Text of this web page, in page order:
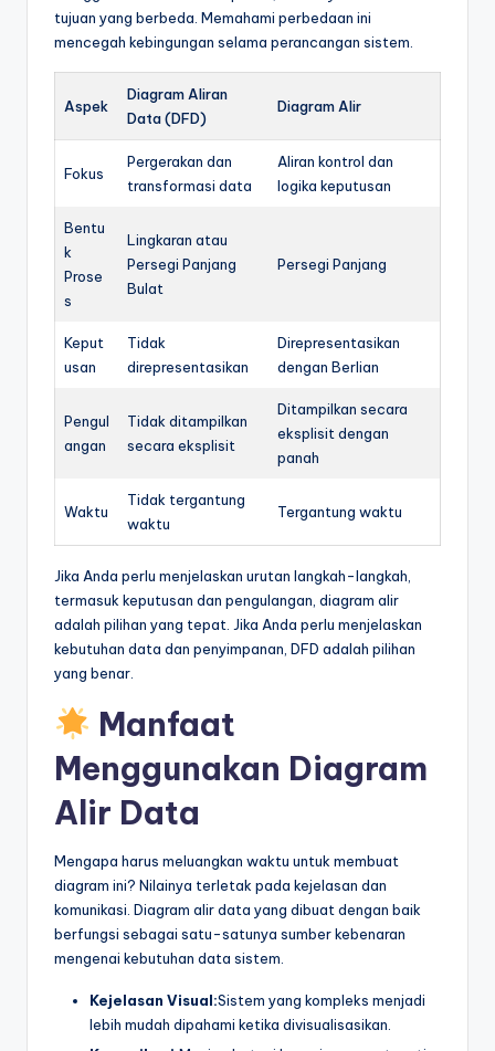
tujuan yang berbeda. Memahami perbedaan ini
mencegah kebingungan selama perancangan sistem.
Aspek
Diagram Aliran
Data (DFD)
Diagram Alir
Fokus
Pergerakan dan
transformasi data
Aliran kontrol dan
logika keputusan
Bentu
k
Prose
s
Lingkaran atau
Persegi Panjang
Bulat
Persegi Panjang
Keput
usan
Tidak
direpresentasikan
Direpresentasikan
dengan Berlian
Pengul
angan
Tidak ditampilkan
secara eksplisit
Ditampilkan secara
eksplisit dengan
panah
Waktu
Tidak tergantung
waktu
Tergantung waktu
Jika Anda perlu menjelaskan urutan langkah-langkah,
termasuk keputusan dan pengulangan, diagram alir
adalah pilihan yang tepat. Jika Anda perlu menjelaskan
kebutuhan data dan penyimpanan, DFD adalah pilihan
yang benar.
Manfaat
Menggunakan Diagram
Alir Data
Mengapa harus meluangkan waktu untuk membuat
diagram ini? Nilainya terletak pada kejelasan dan
komunikasi. Diagram alir data yang dibuat dengan baik
berfungsi sebagai satu-satunya sumber kebenaran
mengenai kebutuhan data sistem.
Kejelasan Visual:Sistem yang kompleks menjadi
lebih mudah dipahami ketika divisualisasikan.